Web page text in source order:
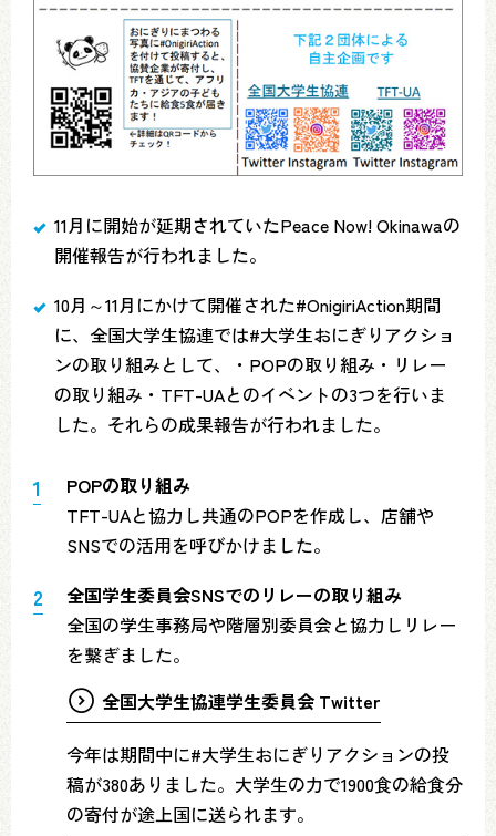
11月に開始が延期されていたPeace Now! Okinawaの
開催報告が行われました。
10月～11月にかけて開催された#OnigiriAction期間
に、全国大学生協連では#大学生おにぎりアクショ
ンの取り組みとして、・POPの取り組み・リレー
の取り組み・TFT-UAとのイベントの3つを行いま
した。それらの成果報告が行われました。
POPの取り組み
TFT-UAと協力し共通のPOPを作成し、店舗や
SNSでの活用を呼びかけました。
全国学生委員会SNSでのリレーの取り組み
全国の学生事務局や階層別委員会と協力しリレー
を繋ぎました。
全国大学生協連学生委員会 Twitter
今年は期間中に#大学生おにぎりアクションの投
稿が380ありました。大学生の力で1900食の給食分
の寄付が途上国に送られます。